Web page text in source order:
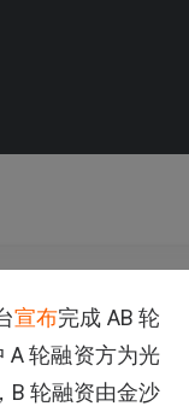
宣布完成 AB 轮
A 轮融资方为光
B 轮融资由金沙